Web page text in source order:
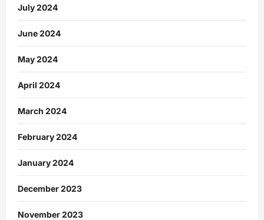
July 2024
June 2024
May 2024
April 2024
March 2024
February 2024
January 2024
December 2023
November 2023